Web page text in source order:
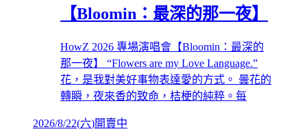
【Bloomin：最深的那一夜】
HowZ 2026 專場演唱會【Bloomin：最深的
那一夜】 “Flowers are my Love Language.”
花，是我對美好事物表達愛的方式。 曇花的
轉瞬，夜來香的致命，桔梗的純粹。每
2026/8/22(六)開賣中